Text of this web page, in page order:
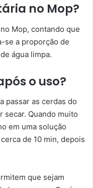
no Mop?
Mop, contando que
se a proporção de
água limpa.
o uso?
passar as cerdas do
secar. Quando muito
em uma solução
de 10 min, depois
que sejam